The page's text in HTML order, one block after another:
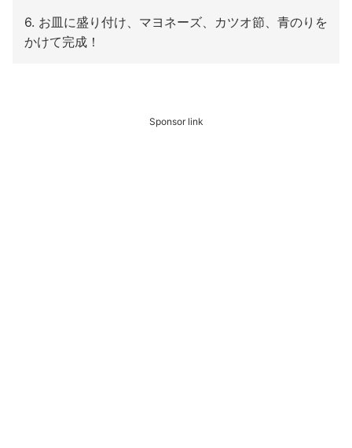
6. お皿に盛り付け、マヨネーズ、カツオ節、青のりを
かけて完成！
Sponsor link